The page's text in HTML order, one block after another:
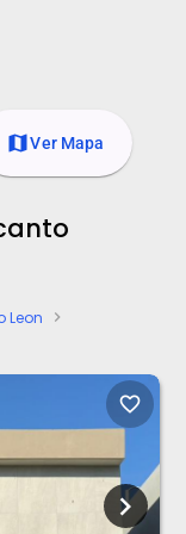
mapVer Mapa
Leon chevron_right
favorite_border
chevron_right